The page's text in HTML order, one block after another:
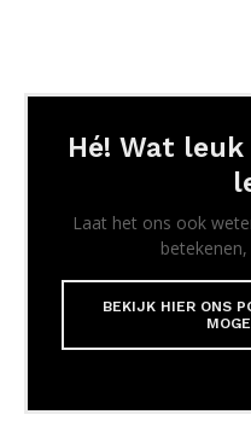
Hé! Wat
Laat het ons ook
BEKIJK HIER ONS